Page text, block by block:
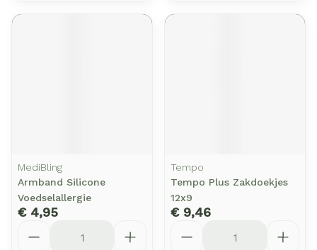
MediBling
Armband Silicone
Voedselallergie
€ 4,95
Tempo
Tempo Plus Zakdoekjes
12x9
€ 9,46